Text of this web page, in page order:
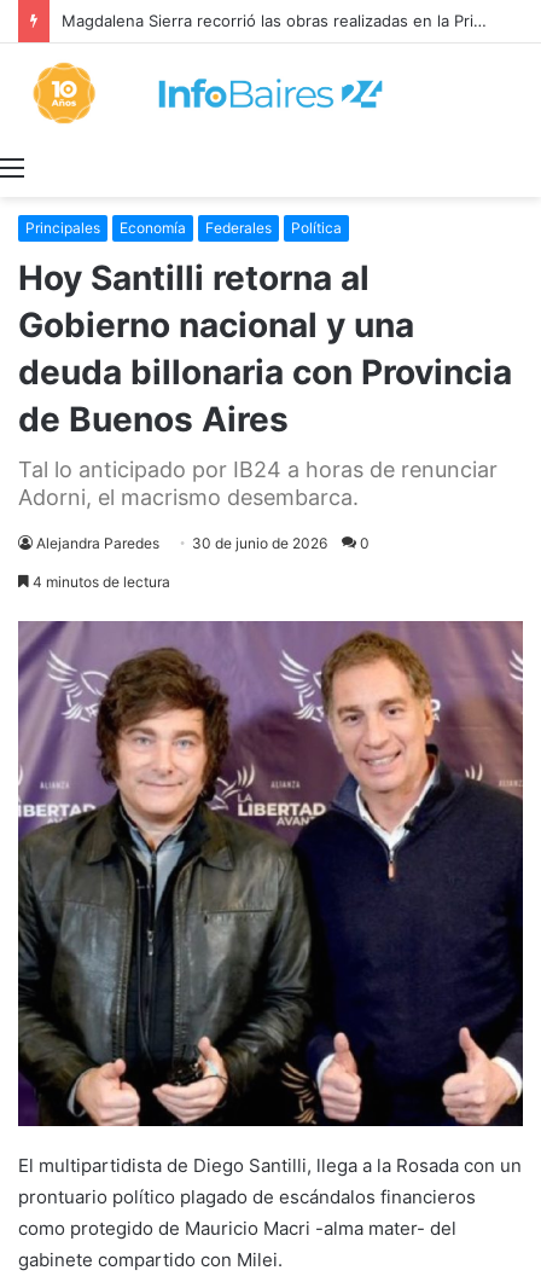
Principales Economía Federales Política
Hoy Santilli retorna al
Gobierno nacional y una
deuda billonaria con Provincia
de Buenos Aires
Tal lo anticipado por IB24 a horas de renunciar
Adorni, el macrismo desembarca.
Alejandra Paredes 30 de junio de 2026 0
4 minutos de lectura
El multipartidista de Diego Santilli, llega a la Rosada con un
prontuario político plagado de escándalos financieros
como protegido de Mauricio Macri -alma mater- del
gabinete compartido con Milei.